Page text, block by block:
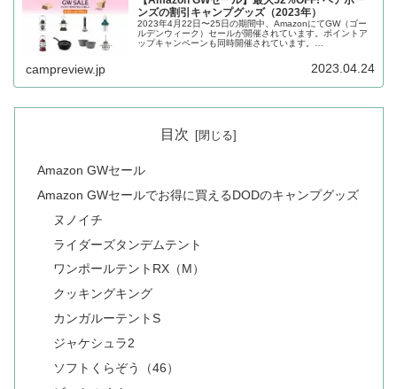
ンズの割引キャンプグッズ（2023年）
2023年4月22日〜25日の期間中、AmazonにてGW（ゴー
ルデンウィーク）セールが開催されています。ポイントア
ップキャンペーンも同時開催されています。
品、販売価格などを一覧化します。詳細をレビューしま
campreview.jp 2023.04.24
目次
Amazon GWセール
Amazon GWセールでお得に買えるDODのキャンプグッズ
ヌノイチ
ライダーズタンデムテント
ワンポールテントRX（M）
クッキングキング
カンガルーテントS
ジャケシュラ2
ソフトくらぞう（46）